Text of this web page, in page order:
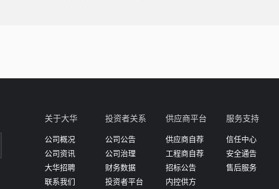
关于大华
公司概况
公司资讯
大华招聘
联系我们
投资者关系
公司公告
公司治理
财务数据
投资者平台
供应商平台
供应商自荐
工程商自荐
招标公告
内控供方
服务支持
信任中心
安全通告
售后服务